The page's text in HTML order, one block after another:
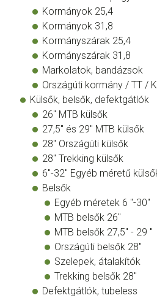
Kormányok 25,4
Kormányok 31,8
Kormányszárak 25,4
Kormányszárak 31,8
Markolatok, bandázsok
Országúti kormány / TT /
Külsők, belsők, defektgátlók
26" MTB külsők
27,5" és 29" MTB külsők
28" Országúti külsők
28" Trekking külsők
6"-32" Egyéb méretű
Belsők
Egyéb méretek 6 "-30"
MTB belsők 26"
MTB belsők 27,5" - 29 "
Országúti belsők 28"
Szelepek, átalakítók
Trekking belsők 28"
Defektgátlók, tubeless